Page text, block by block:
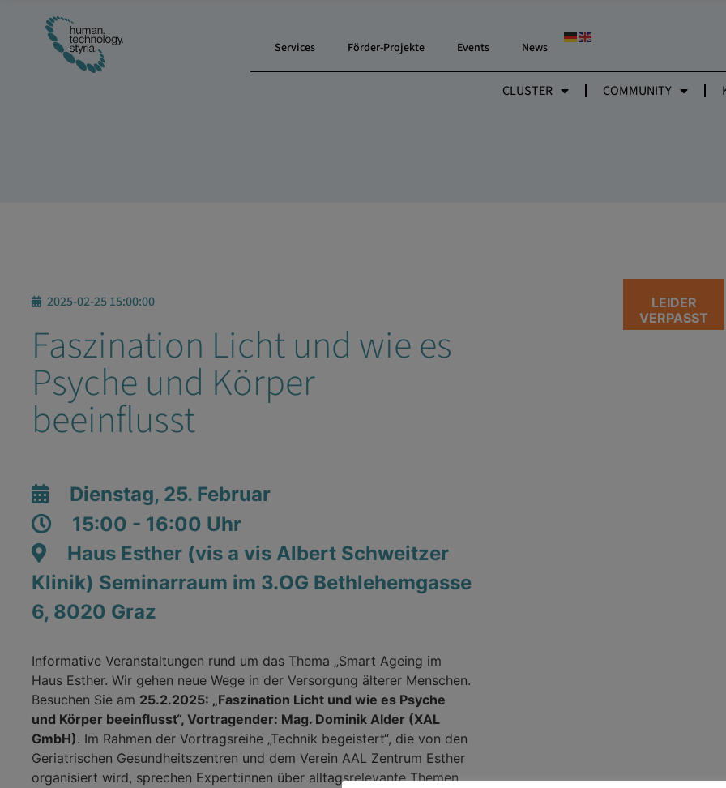
Services Förder-Projekte Events News
CLUSTER COMMUNITY
2025-02-25 15:00:00
Faszination Licht und wie es
Psyche und Körper
beeinflusst
Dienstag, 25. Februar
15:00 - 16:00 Uhr
Haus Esther (vis a vis Albert Schweitzer
Klinik) Seminarraum im 3.OG Bethlehemgasse
6, 8020 Graz
Informative Veranstaltungen rund um das Thema „Smart Ageing im
Haus Esther. Wir gehen neue Wege in der Versorgung älterer Menschen.
Besuchen Sie am 25.2.2025: „Faszination Licht und wie es Psyche
und Körper beeinflusst“, Vortragender: Mag. Dominik Alder (XAL
GmbH). Im Rahmen der Vortragsreihe „Technik begeistert“, die von den
Geriatrischen Gesundheitszentren und dem Verein AAL Zentrum Esther
organisiert wird, sprechen Expert:innen über alltagsrelevante Themen
LEIDER
VERPASST